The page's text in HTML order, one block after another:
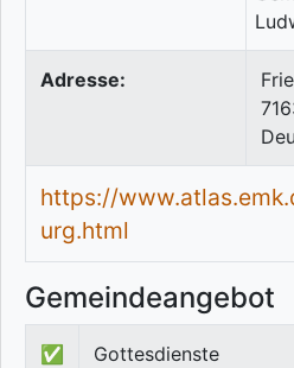
Adresse:
https://
urg.html
Gemeindeangebot
✅ Gottesdienste